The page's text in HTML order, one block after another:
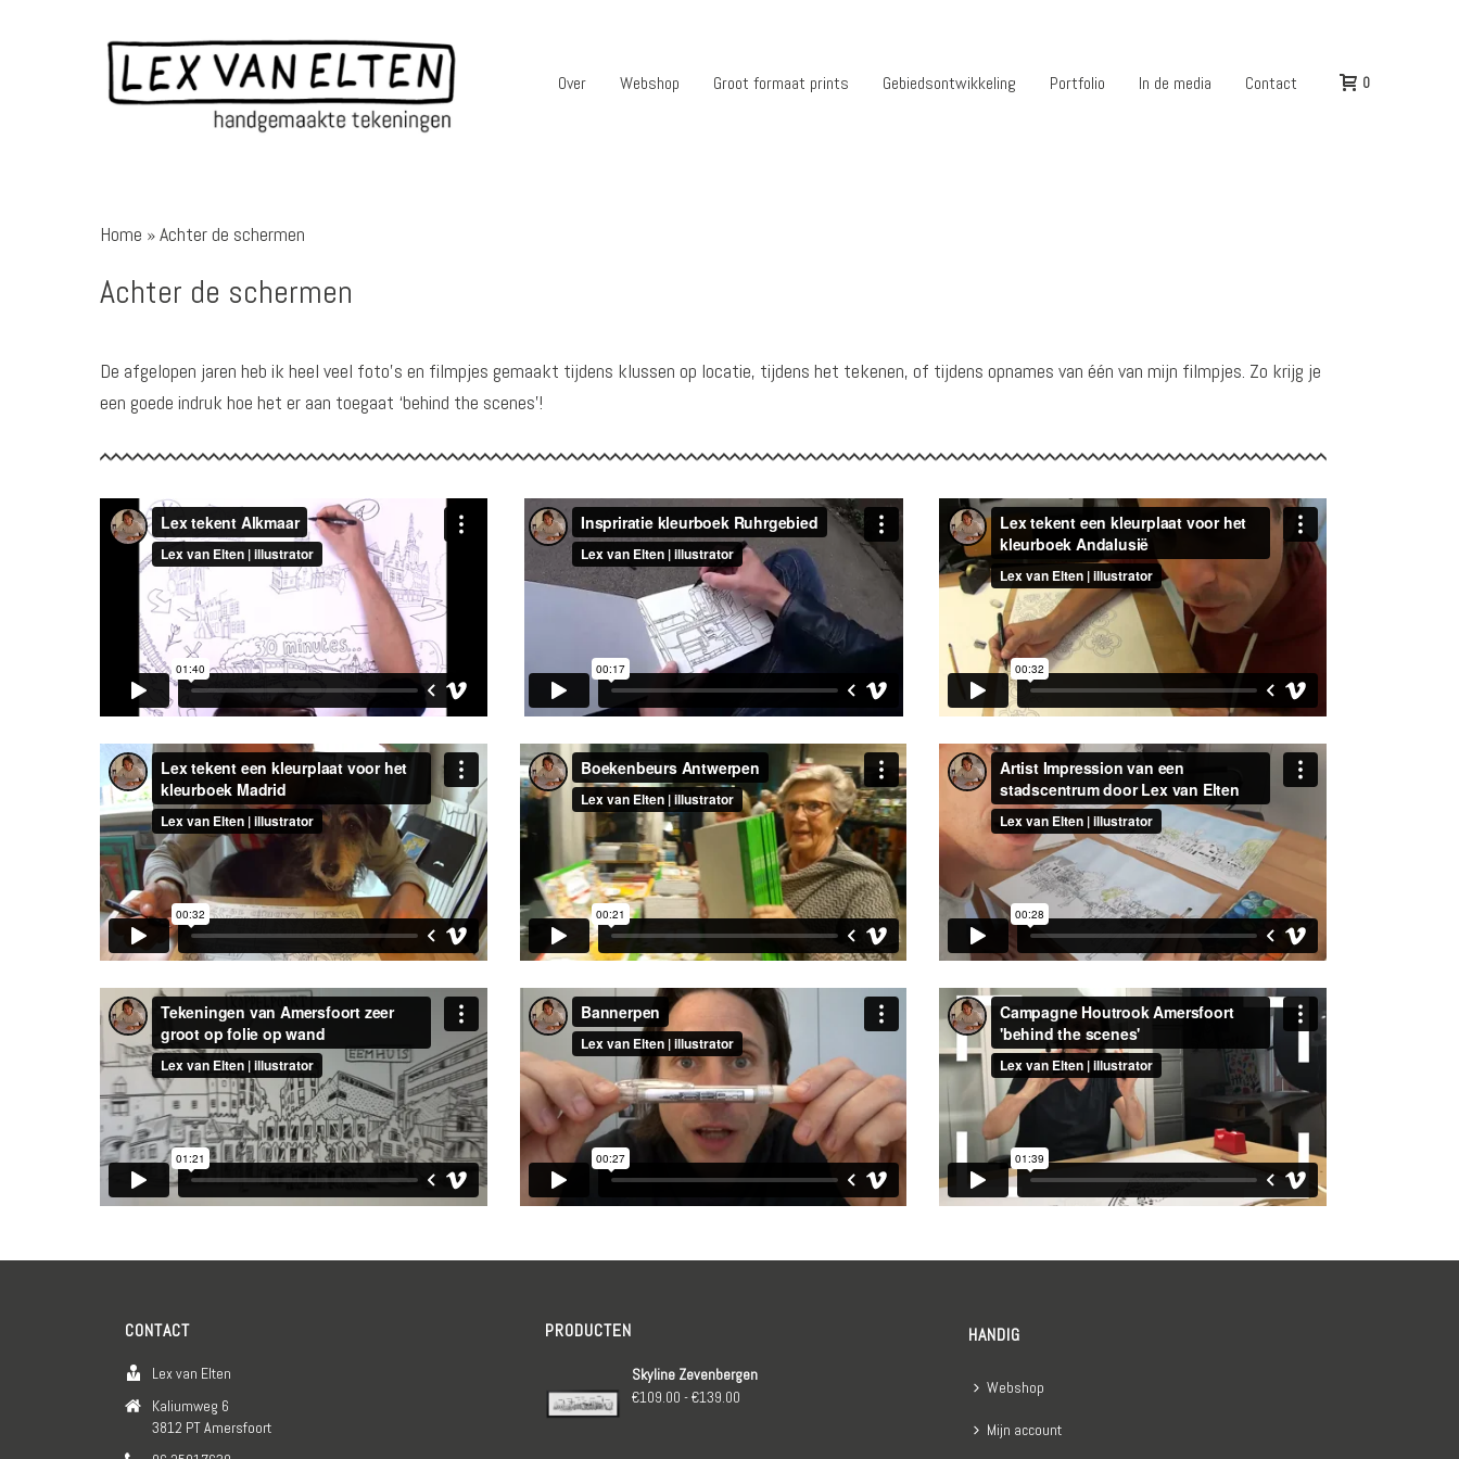
Over Webshop Groot formaat prints Gebiedsontwikkeling Portfolio In de media Contact 0
Home »Achter de schermen
Achter de schermen
De afgelopen jaren heb ik heel veel foto’s en filmpjes gemaakt tijdens klussen op locatie, tijdens het tekenen, of tijdens opnames van één van mijn filmpjes. Zo krijg je
een goede indruk hoe het er aan toegaat ‘behind the scenes’!
CONTACT
Lex van Elten
Kaliumweg 6
3812 PT Amersfoort
PRODUCTEN
Skyline Zevenbergen
€109.00 -€139.00Prijsklasse:
HANDIG
Webshop
Mijn account